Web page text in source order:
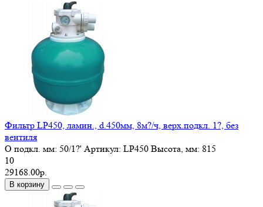
Фильтр LP450, ламин., d.450мм, 8м?/ч, верх.подкл. 1?, без
вентиля
O подкл. мм: 50/1?' Артикул: LP450 Высота, мм: 815
10
29168.00р.
В корзину